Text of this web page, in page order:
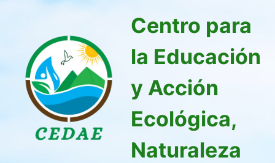
Centro para
la Educación
y Acción
Ecológica,
Naturaleza